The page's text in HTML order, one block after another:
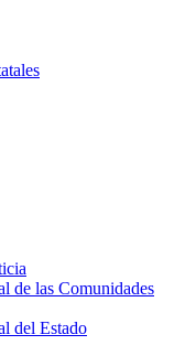
de las Comunidades
del Estado